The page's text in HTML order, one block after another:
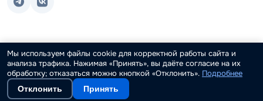
Мы используем файлы cookie для корректной работы сайта и
анализа трафика. Нажимая «Принять», вы даёте согласие на их
обработку; отказаться можно кнопкой «Отклонить». Подробнее
Отклонить Принять